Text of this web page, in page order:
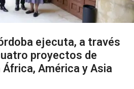
ejecuta, a través
proyectos de
América y Asia